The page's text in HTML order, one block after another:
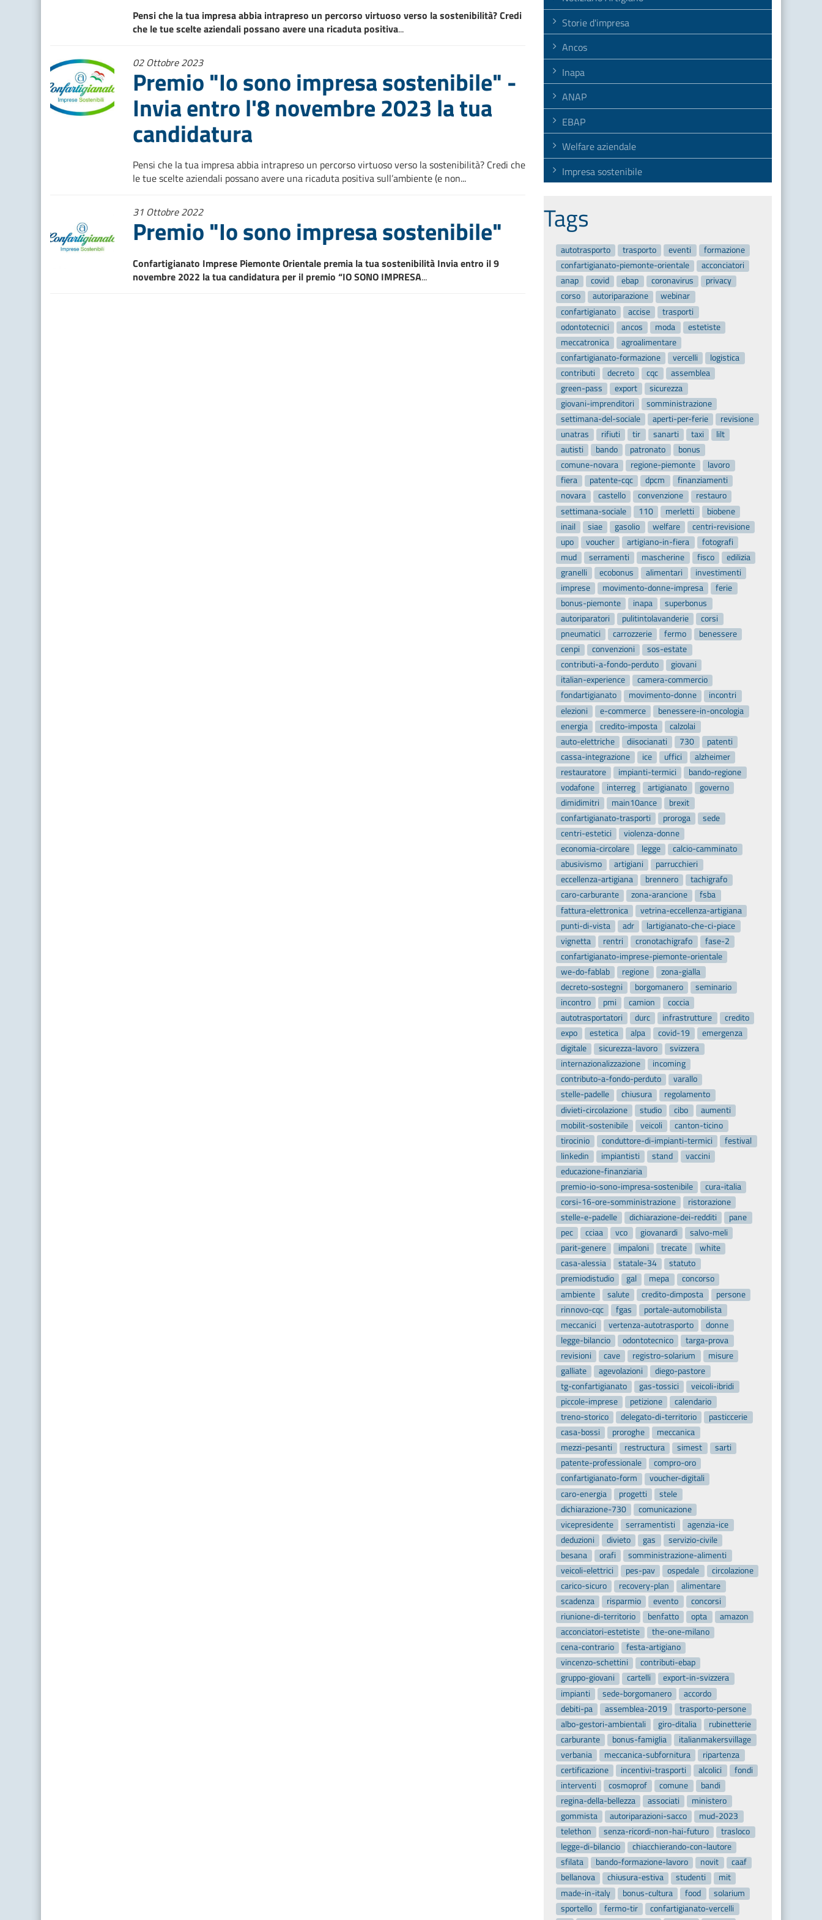
Pensi che la tua impresa abbia intrapreso un percorso virtuoso verso la sostenibilità?Credi
che le tue scelte aziendali possano avere una ricaduta positiva...
02 Ottobre 2023
Premio "Io sono impresa sostenibile" -
Invia entro l'8 novembre 2023 la tua
candidatura
Pensi che la tua impresa abbia intrapreso un percorso virtuoso verso la sostenibilità? Credi che
le tue scelte aziendali possano avere una ricaduta positiva sull’ambiente (e non...
31 Ottobre 2022
Premio "Io sono impresa sostenibile"
Confartigianato Imprese Piemonte Orientale premia la tua sostenibilità Invia entro il 9
novembre 2022 la tua candidatura per il premio “IO SONO IMPRESA...
Storie d'impresa
Ancos
Inapa
ANAP
EBAP
Welfare aziendale
Impresa sostenibile
Tags
autotrasporto trasporto eventi
formazione
confartigianato-piemonte-orientale
acconciatori
anap
covid ebap coronavirus
privacy
corso
autoriparazione
webinar
confartigianato
accise
trasporti
odontotecnici
ancos moda
estetiste
meccatronica
agroalimentare
confartigianato-formazione
vercelli
logistica
contributi
decreto cqc
assemblea
green-pass
export
sicurezza
giovani-imprenditori
somministrazione
settimana-del-sociale
aperti-per-ferie
revisione
unatras
rifiuti tir sanarti taxi
lilt
autisti
bando patronato
bonus
comune-novara
regione-piemonte
lavoro
fiera
patente-cqc dpcm
finanziamenti
novara
castello convenzione
restauro
settimana-sociale
110 merletti
biobene
inail
siae gasolio welfare
centri-revisione
upo
voucher artigiano-in-fiera
fotografi
mud
serramenti mascherine fisco
edilizia
granelli
ecobonus alimentari
investimenti
imprese
movimento-donne-impresa
ferie
bonus-piemonte
inapa
superbonus
autoriparatori
pulitintolavanderie
corsi
pneumatici
carrozzerie fermo
benessere
cenpi
convenzioni
sos-estate
contributi-a-fondo-perduto
giovani
italian-experience
camera-commercio
fondartigianato
movimento-donne
incontri
elezioni
e-commerce
benessere-in-oncologia
energia
credito-imposta
calzolai
auto-elettriche
diisocianati 730
patenti
cassa-integrazione
ice uffici
alzheimer
restauratore
impianti-termici
bando-regione
vodafone
interreg artigianato
governo
dimidimitri
main10ance
brexit
confartigianato-trasporti
proroga
sede
centri-estetici
violenza-donne
economia-circolare
legge
calcio-camminato
abusivismo
artigiani
parrucchieri
eccellenza-artigiana
brennero
tachigrafo
caro-carburante
zona-arancione
fsba
fattura-elettronica
vetrina-eccellenza-artigiana
punti-di-vista
adr
lartigianato-che-ci-piace
vignetta
rentri cronotachigrafo
fase-2
confartigianato-imprese-piemonte-orientale
we-do-fablab
regione
zona-gialla
decreto-sostegni
borgomanero
seminario
incontro
pmi camion
coccia
autotrasportatori
durc infrastrutture
credito
expo
estetica alpa covid-19
emergenza
digitale
sicurezza-lavoro
svizzera
internazionalizzazione
incoming
contributo-a-fondo-perduto
varallo
stelle-padelle
chiusura
regolamento
divieti-circolazione
studio cibo
aumenti
mobilit-sostenibile
veicoli
canton-ticino
tirocinio
conduttore-di-impianti-termici
festival
linkedin
impiantisti stand
vaccini
educazione-finanziaria
premio-io-sono-impresa-sostenibile
cura-italia
corsi-16-ore-somministrazione
ristorazione
stelle-e-padelle
dichiarazione-dei-redditi
pane
pec
cciaa vco giovanardi
salvo-meli
parit-genere
impaloni trecate
white
casa-alessia
statale-34
statuto
premiodistudio
gal mepa
concorso
ambiente
salute credito-dimposta
persone
rinnovo-cqc
fgas
portale-automobilista
meccanici
vertenza-autotrasporto
donne
legge-bilancio
odontotecnico
targa-prova
revisioni
cave registro-solarium
misure
galliate
agevolazioni
diego-pastore
tg-confartigianato
gas-tossici
veicoli-ibridi
piccole-imprese
petizione
calendario
treno-storico
delegato-di-territorio
pasticcerie
casa-bossi
proroghe
meccanica
mezzi-pesanti
restructura simest
sarti
patente-professionale
compro-oro
confartigianato-form
voucher-digitali
caro-energia
progetti
stele
dichiarazione-730
comunicazione
vicepresidente
serramentisti
agenzia-ice
deduzioni
divieto gas
servizio-civile
besana
orafi
somministrazione-alimenti
veicoli-elettrici
pes-pav ospedale
circolazione
carico-sicuro
recovery-plan
alimentare
scadenza
risparmio evento
concorsi
riunione-di-territorio
benfatto opta
amazon
acconciatori-estetiste
the-one-milano
cena-contrario
festa-artigiano
vincenzo-schettini
contributi-ebap
gruppo-giovani
cartelli
export-in-svizzera
impianti
sede-borgomanero
accordo
debiti-pa
assemblea-2019
trasporto-persone
albo-gestori-ambientali
giro-ditalia
rubinetterie
carburante
bonus-famiglia
italianmakersvillage
verbania
meccanica-subfornitura
ripartenza
certificazione
incentivi-trasporti alcolici
fondi
interventi
cosmoprof comune
bandi
regina-della-bellezza
associati
ministero
gommista
autoriparazioni-sacco
mud-2023
telethon
senza-ricordi-non-hai-futuro
trasloco
legge-di-bilancio
chiacchierando-con-lautore
sfilata
bando-formazione-lavoro novit
caaf
bellanova
chiusura-estiva studenti
mit
made-in-italy
bonus-cultura food
solarium
sportello
fermo-tir
confartigianato-vercelli